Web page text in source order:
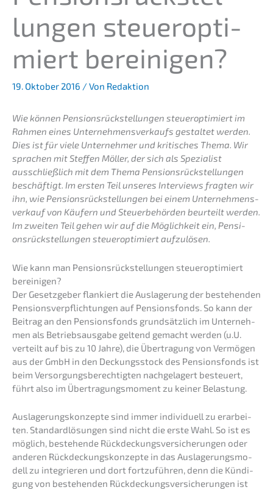
lun­gen steuer­op­ti­
miert bereinigen?
19. Oktober 2016 / Von Redaktion
Wie können Pensi­ons­rück­stel­lun­gen steuer­op­ti­miert im
Rahmen eines Unter­neh­mens­ver­kaufs gestal­tet werden.
Dies ist für viele Unter­neh­mer und kriti­sches Thema. Wir
sprachen mit Steffen Möller, der sich als Spezia­list
ausschließ­lich mit dem Thema Pensi­ons­rück­stel­lun­gen
beschäf­tigt. Im ersten Teil unseres Inter­views fragten wir
ihn, wie Pensi­ons­rück­stel­lun­gen bei einem Unter­nehmens­
verkauf von Käufern und Steuer­be­hör­den beurteilt werden.
Im zweiten Teil gehen wir auf die Möglich­keit ein, Pensi­
ons­rück­stel­lun­gen steuer­op­ti­miert aufzulösen.
Wie kann man Pensi­ons­rück­stel­lun­gen steuer­op­ti­miert
bereinigen?
Der Gesetz­ge­ber flankiert die Ausla­ge­rung der bestehen­den
Pensi­ons­ver­pflich­tun­gen auf Pensi­ons­fonds. So kann der
Beitrag an den Pensi­ons­fonds grund­sätz­lich im Unter­neh­
men als Betriebs­aus­ga­be geltend gemacht werden (u.U.
verteilt auf bis zu 10 Jahre), die Übertra­gung von Vermö­gen
aus der GmbH in den Deckungs­stock des Pensi­ons­fonds ist
beim Versor­gungs­be­rech­tig­ten nachge­la­gert besteu­ert,
führt also im Übertra­gungs­mo­ment zu keiner Belastung.
Ausla­ge­rungs­kon­zep­te sind immer indivi­du­ell zu erarbei­
ten. Standard­lö­sun­gen sind nicht die erste Wahl. So ist es
möglich, bestehen­de Rückde­ckungs­ver­si­che­run­gen oder
anderen Rückde­ckungs­kon­zep­te in das Ausla­ge­rungs­mo­
dell zu integrie­ren und dort fortzu­füh­ren, denn die Kündi­
gung von bestehen­den Rückde­ckungs­ver­si­che­run­gen ist